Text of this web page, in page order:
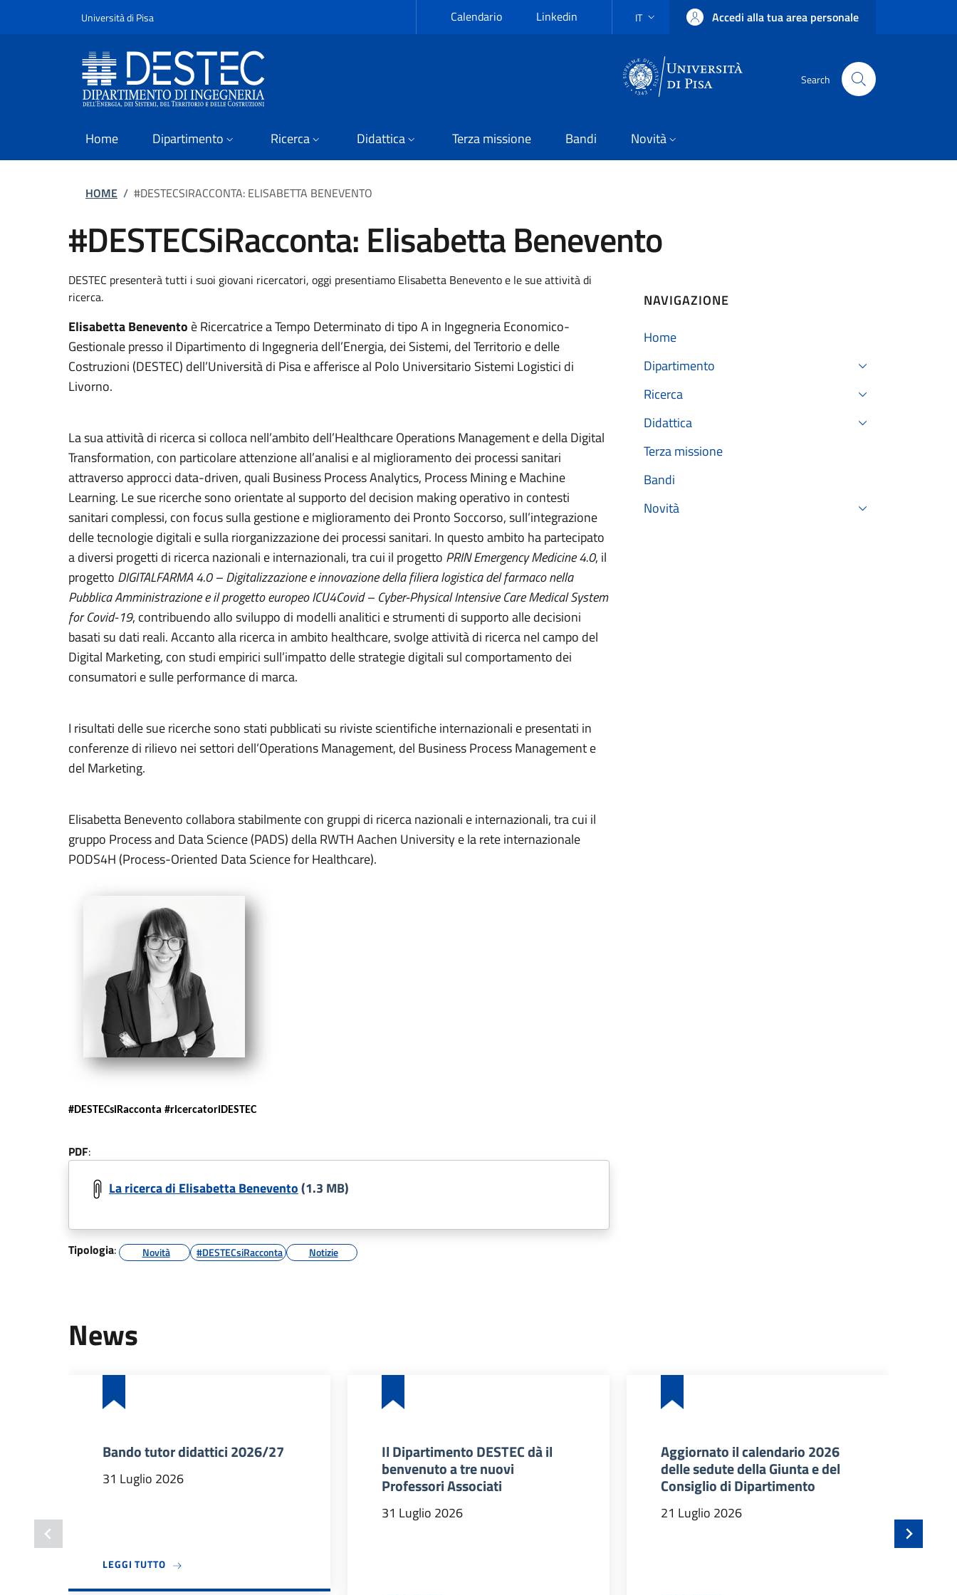
Università di PisaSlim Calendario Linkedin SELETTORE LINGUA: CURRENT LANGUAGE
IT
Accedi alla tua area personale
Search
Home Dipartimento Ricerca Didattica Terza missione Bandi Novità
Briciole di pane
HOME / #DESTECSIRACCONTA: ELISABETTA BENEVENTO
#DESTECSiRacconta: Elisabetta Benevento
DESTEC presenterà tutti i suoi giovani ricercatori, oggi presentiamo Elisabetta Benevento e le sue attività di
ricerca.
Elisabetta Benevento è Ricercatrice a Tempo Determinato di tipo A in Ingegneria Economico-
Gestionale presso il Dipartimento di Ingegneria dell’Energia, dei Sistemi, del Territorio e delle
Costruzioni (DESTEC) dell’Università di Pisa e afferisce al Polo Universitario Sistemi Logistici di
Livorno.
La sua attività di ricerca si colloca nell’ambito dell’Healthcare Operations Management e della Digital
Transformation, con particolare attenzione all’analisi e al miglioramento dei processi sanitari
attraverso approcci data-driven, quali Business Process Analytics, Process Mining e Machine
Learning. Le sue ricerche sono orientate al supporto del decision making operativo in contesti
sanitari complessi, con focus sulla gestione e miglioramento dei Pronto Soccorso, sull’integrazione
delle tecnologie digitali e sulla riorganizzazione dei processi sanitari. In questo ambito ha partecipato
a diversi progetti di ricerca nazionali e internazionali, tra cui il progetto PRIN Emergency Medicine 4.0, il
progetto DIGITALFARMA 4.0 – Digitalizzazione e innovazione della filiera logistica del farmaco nella
Pubblica Amministrazione e il progetto europeo ICU4Covid – Cyber-Physical Intensive Care Medical System
for Covid-19, contribuendo allo sviluppo di modelli analitici e strumenti di supporto alle decisioni
basati su dati reali. Accanto alla ricerca in ambito healthcare, svolge attività di ricerca nel campo del
Digital Marketing, con studi empirici sull’impatto delle strategie digitali sul comportamento dei
consumatori e sulle performance di marca.
I risultati delle sue ricerche sono stati pubblicati su riviste scientifiche internazionali e presentati in
conferenze di rilievo nei settori dell’Operations Management, del Business Process Management e
del Marketing.
Elisabetta Benevento collabora stabilmente con gruppi di ricerca nazionali e internazionali, tra cui il
gruppo Process and Data Science (PADS) della RWTH Aachen University e la rete internazionale
PODS4H (Process-Oriented Data Science for Healthcare).
#DESTECsiRacconta #ricercatoriDESTEC
PDF:
La ricerca di Elisabetta Benevento(1.3 MB)
Tipologia: Novità #DESTECsiRacconta Notizie
NAVIGAZIONE
Home
Dipartimento
Ricerca
Didattica
Terza missione
Bandi
Novità
News
Bando tutor didattici 2026/27
31 Luglio 2026
LEGGI TUTTOA PROPOSITO DI BANDO TUTOR DIDATTICI 2026/27
Il Dipartimento DESTEC dà il
benvenuto a tre nuovi
Professori Associati
31 Luglio 2026
Aggiornato il calendario 2026
delle sedute della Giunta e del
Consiglio di Dipartimento
21 Luglio 2026